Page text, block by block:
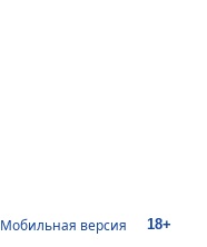
Мобильная версия 18+